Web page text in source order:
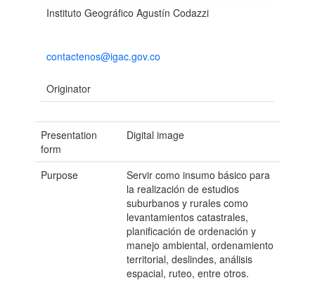
Instituto Geográfico Agustín Codazzi
contactenos@igac.gov.co
Originator
Presentation
form
Digital image
Purpose
Servir como insumo básico para
la realización de estudios
suburbanos y rurales como
levantamientos catastrales,
planificación de ordenación y
manejo ambiental, ordenamiento
territorial, deslindes, análisis
espacial, ruteo, entre otros.